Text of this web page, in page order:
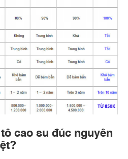
cao su đúc nguyên